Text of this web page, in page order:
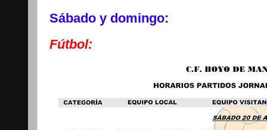
Sábado y domingo:
Fútbol: